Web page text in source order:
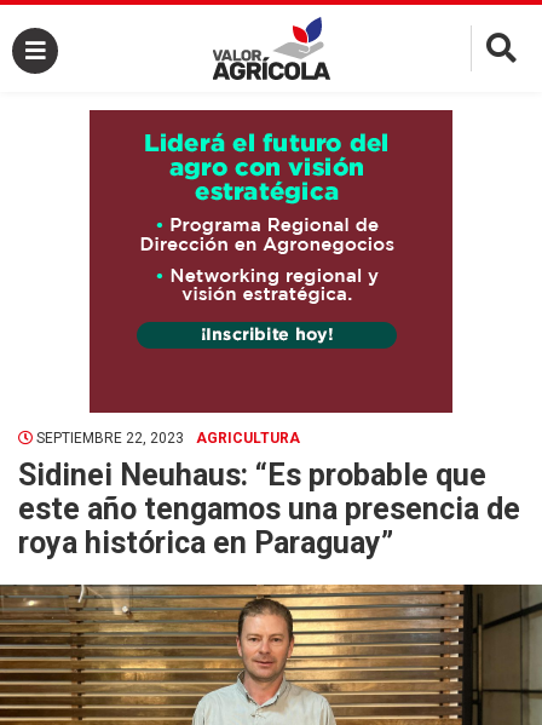
×
SEPTIEMBRE 22, 2023 AGRICULTURA
Sidinei Neuhaus: “Es probable que
este año tengamos una presencia de
roya histórica en Paraguay”